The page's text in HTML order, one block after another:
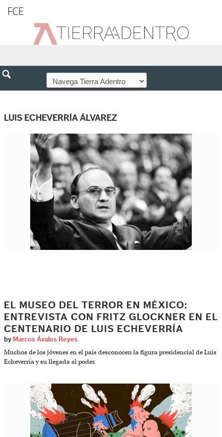
FCE
LUIS ECHEVERRÍA ÁLVAREZ
EL MUSEO DEL TERROR EN MÉXICO:
ENTREVISTA CON FRITZ GLOCKNER EN EL
CENTENARIO DE LUIS ECHEVERRÍA
by Marcos Ávalos Reyes
Muchos de los jóvenes en el país desconocen la figura presidencial de Luis
Echeverría y su llegada al poder.